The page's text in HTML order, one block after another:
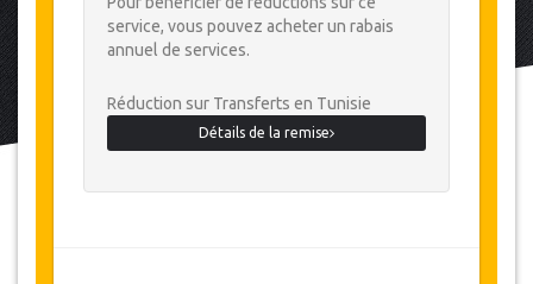
service, vous pouvez acheter un rabais
annuel de services.
Réduction sur Transferts en Tunisie
Détails de la remise